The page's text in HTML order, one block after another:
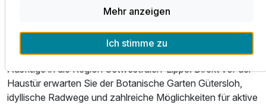
Das Ringhotel Appelbaum ist der ideale Ausgangspunkt für
Ausflüge in die Region Ostwestfalen-Lippe. Direkt vor der
Haustür erwarten Sie der Botanische Garten Gütersloh,
idyllische Radwege und zahlreiche Möglichkeiten für aktive
Mehr anzeigen
Ich stimme zu